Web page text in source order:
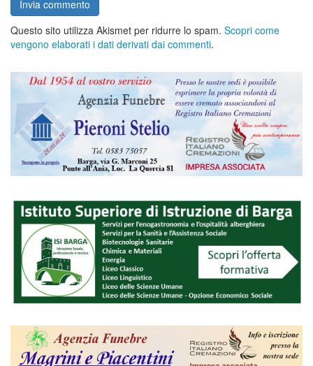
Questo sito utilizza Akismet per ridurre lo spam. Scopri come
vengono elaborati i dati derivati dai commenti.